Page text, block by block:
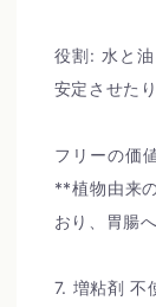
役割: 水と
安定させた
フリーの価
**植物由来
おり、胃腸
7. 増粘剤 不